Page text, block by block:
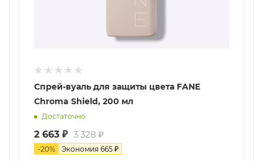
Спрей-вуаль для защиты цвета FANE
Chroma Shield, 200 мл
Достаточно
2 663 ₽ 3 328 ₽
-20% Экономия 665 ₽